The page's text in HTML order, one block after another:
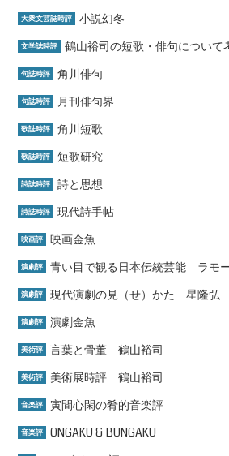
大衆文芸誌時評 小説幻冬
文学誌時評 鶴山裕司の短歌・俳句について
句誌時評 角川俳句
句誌時評 月刊俳句界
歌誌時評 角川短歌
歌誌時評 短歌研究
詩誌時評 詩と思想
詩誌時評 現代詩手帖
映画評 映画金魚
演劇評 青い目で観る日本伝統芸能 ラモ
演劇評 現代演劇の見（せ）かた 星隆弘
演劇評 演劇金魚
美術評 言葉と骨董 鶴山裕司
美術評 美術展時評 鶴山裕司
音楽評 寅間心閑の肴的音楽評
音楽評 ONGAKU & BUNGAKU